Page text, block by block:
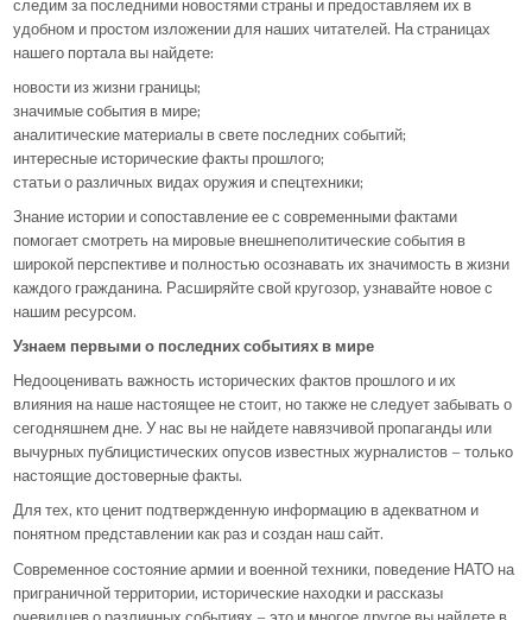
следим за последними новостями страны и предоставляем их в
удобном и простом изложении для наших читателей. На страницах
нашего портала вы найдете:
новости из жизни границы;
значимые события в мире;
аналитические материалы в свете последних событий;
интересные исторические факты прошлого;
статьи о различных видах оружия и спецтехники;
Знание истории и сопоставление ее с современными фактами
помогает смотреть на мировые внешнеполитические события в
широкой перспективе и полностью осознавать их значимость в жизни
каждого гражданина. Расширяйте свой кругозор, узнавайте новое с
нашим ресурсом.
Узнаем первыми о последних событиях в мире
Недооценивать важность исторических фактов прошлого и их
влияния на наше настоящее не стоит, но также не следует забывать о
сегодняшнем дне. У нас вы не найдете навязчивой пропаганды или
вычурных публицистических опусов известных журналистов – только
настоящие достоверные факты.
Для тех, кто ценит подтвержденную информацию в адекватном и
понятном представлении как раз и создан наш сайт.
Современное состояние армии и военной техники, поведение НАТО на
приграничной территории, исторические находки и рассказы